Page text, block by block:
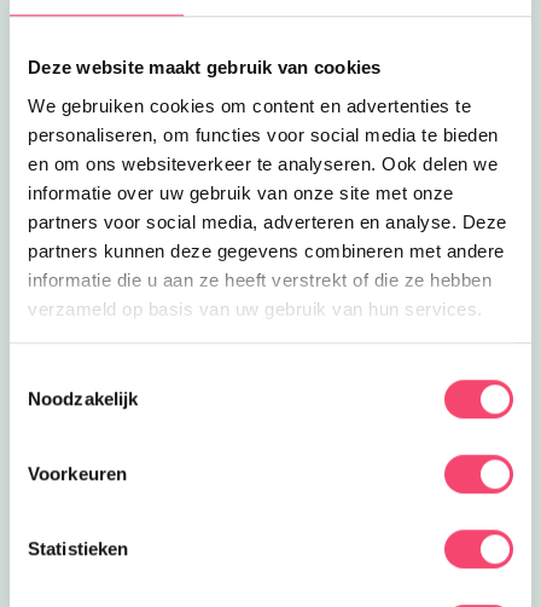
Deze website maakt gebruik van cookies
We gebruiken cookies om content en advertenties te
personaliseren, om functies voor social media te bieden
en om ons websiteverkeer te analyseren. Ook delen we
informatie over uw gebruik van onze site met onze
partners voor social media, adverteren en analyse. Deze
partners kunnen deze gegevens combineren met andere
informatie die u aan ze heeft verstrekt of die ze hebben
verzameld op basis van uw gebruik van hun services.
Noodzakelijk
Voorkeuren
Statistieken
Klauter over rotsen, verken geheime paadjes, maak
waterspeelplaats.